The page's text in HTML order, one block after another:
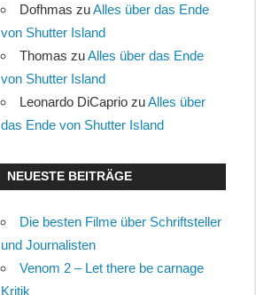
Dofhmas zuAlles über das Ende
von Shutter Island
Thomas zuAlles über das Ende
von Shutter Island
Leonardo DiCaprio zuAlles über
das Ende von Shutter Island
NEUESTE BEITRÄGE
Die besten Filme über Schriftsteller
und Journalisten
Venom 2 – Let there be carnage
Kritik